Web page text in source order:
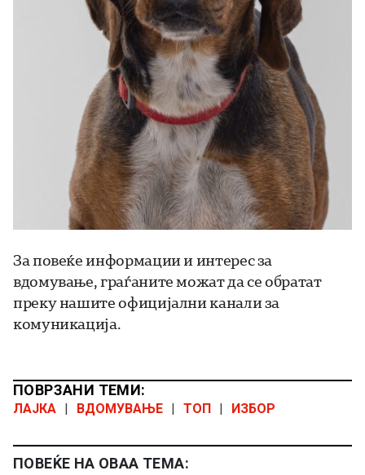
За повеќе информации и интерес за
вдомување, граѓаните можат да се обратат
преку нашите официјални канали за
комуникација.
ПОВРЗАНИ ТЕМИ:
ЛАЈКА | ВДОМУВАЊЕ | ТОП | ИЗБОР
ПОВЕЌЕ НА ОВАА ТЕМА: